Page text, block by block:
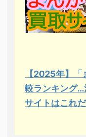
【2025年】
較ランキング…
サイトはこれだ